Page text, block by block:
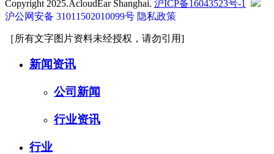
Copyright 2025.AcloudEar Shanghai. 沪ICP备16043523号-1
沪公网安备 31011502010099号 隐私政策
［所有文字图片资料未经授权，请勿引用]
新闻资讯
公司新闻
行业资讯
行业